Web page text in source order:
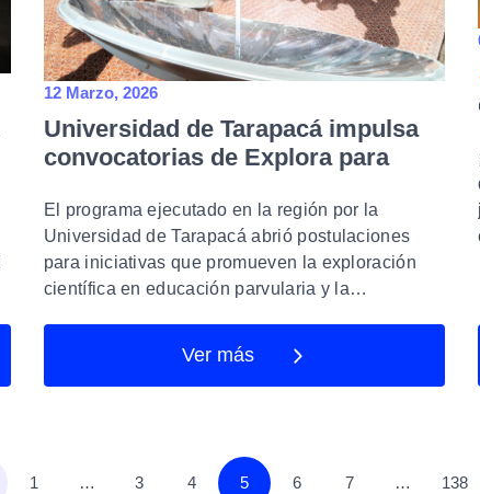
12 Marzo, 2026
Universidad de Tarapacá impulsa
convocatorias de Explora para
desde la educación parvularia
hasta la enseñanza media
El programa ejecutado en la región por la
Universidad de Tarapacá abrió postulaciones
para iniciativas que promueven la exploración
científica en educación parvularia y la…
Ver más
1 … 3 4 5 6 7 … 138